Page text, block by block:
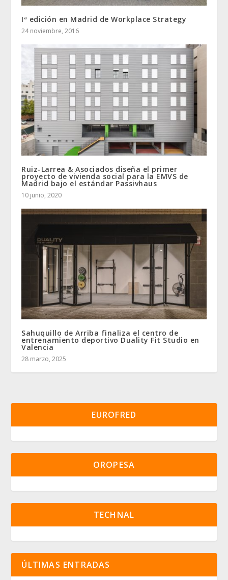
Iª edición en Madrid de Workplace Strategy
24 noviembre, 2016
Ruiz-Larrea & Asociados diseña el primer
proyecto de vivienda social para la EMVS de
Madrid bajo el estándar Passivhaus
10 junio, 2020
Sahuquillo de Arriba finaliza el centro de
entrenamiento deportivo Duality Fit Studio en
Valencia
28 marzo, 2025
EUROFRED
OROPESA
TECHNAL
ÚLTIMAS ENTRADAS